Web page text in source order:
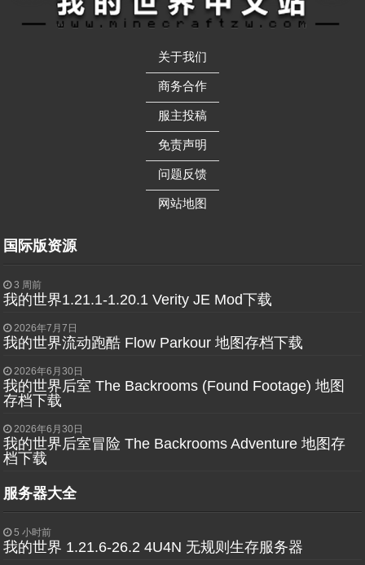
关于我们
——————
商务合作
——————
服主投稿
——————
免责声明
——————
问题反馈
——————
网站地图
国际版资源
3 周前
我的世界1.21.1-1.20.1 Verity JE Mod下载
2026年7月7日
我的世界流动跑酷 Flow Parkour 地图存档下载
2026年6月30日
我的世界后室 The Backrooms (Found Footage) 地图
存档下载
2026年6月30日
我的世界后室冒险 The Backrooms Adventure 地图存
档下载
服务器大全
5 小时前
我的世界 1.21.6-26.2 4U4N 无规则生存服务器